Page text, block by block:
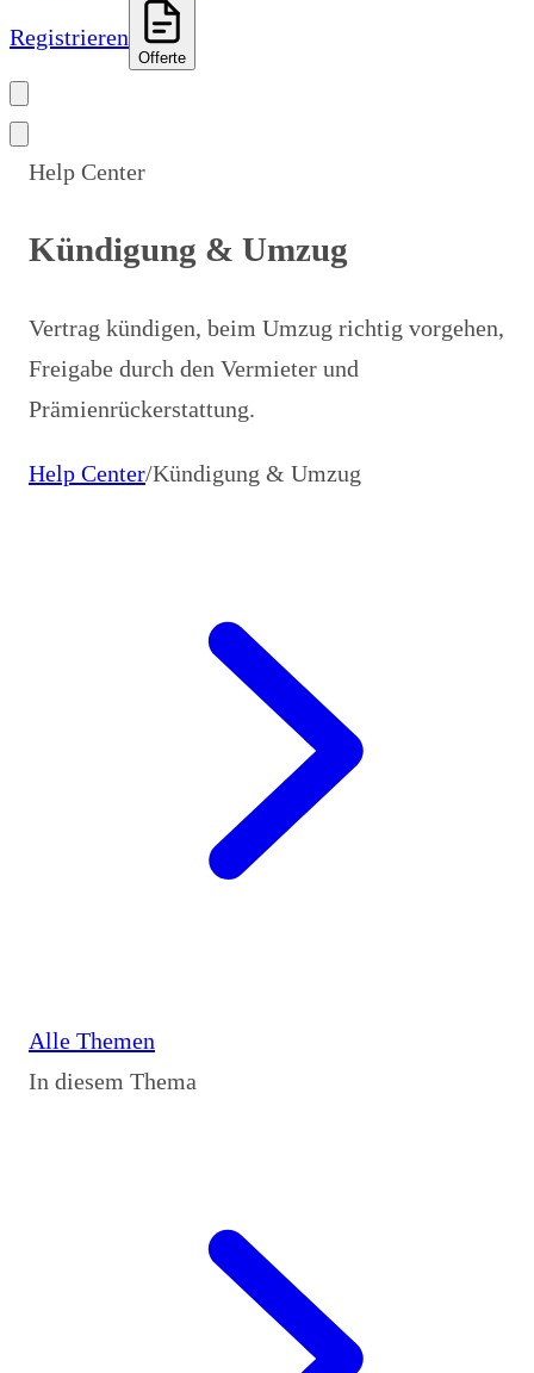
Registrieren
Offerte
Help Center
Kündigung & Umzug
Vertrag kündigen, beim Umzug richtig vorgehen,
Freigabe durch den Vermieter und
Prämienrückerstattung.
Help Center/Kündigung & Umzug
Alle Themen
In diesem Thema